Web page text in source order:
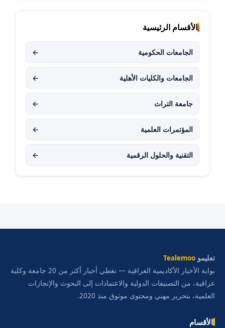
الأقسام الرئيسية
الجامعات الحكومية ←
الجامعات والكليات الأهلية ←
جامعة التراث ←
المؤتمرات العلمية ←
التقنية والحلول الرقمية ←
تعليمو Tealemoo
بوابة الأخبار الأكاديمية العراقية — نغطي أخبار أكثر من 20 جامعة وكلية
عراقية، من التصنيفات الدولية والاعتمادات إلى البحوث والإنجازات
العلمية، بتحرير مهني ومحتوى موثوق منذ 2020.
الأقسام